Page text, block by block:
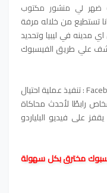
ضهر لي منشور مكتوب
تستطيع من خلاله مرفة
مدينه في ليبيا وتحديد
علي طريق الفيسبوك
يرجى تسجيل الدخول إلى حسابك على Facebook : تنفيذ عملية احتيال
رابطًا لأحدث محاكاة
على فيديو البلياردو
مخترق بكل سهولة